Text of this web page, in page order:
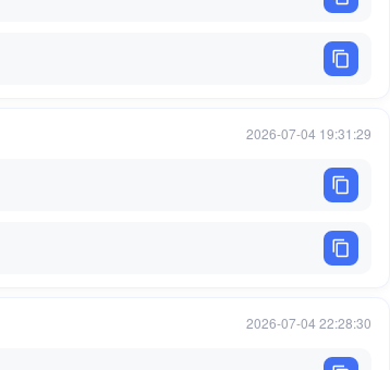
2026-07-04 19:31:29
2026-07-04 22:28:30